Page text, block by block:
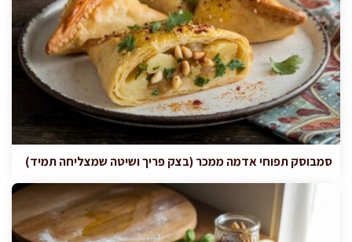
סמבוסק תפוחי אדמה ממכר (בצק פריך ושיטה שמצליחה תמיד)